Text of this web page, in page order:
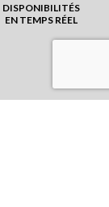
DISPONIBILITÉS
EN TEMPS RÉEL